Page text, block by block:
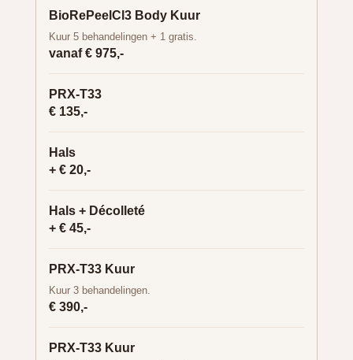
BioRePeelCl3 Body Kuur
Kuur 5 behandelingen + 1 gratis.
vanaf € 975,-
PRX-T33
€ 135,-
Hals
+ € 20,-
Hals + Décolleté
+ € 45,-
PRX-T33 Kuur
Kuur 3 behandelingen.
€ 390,-
PRX-T33 Kuur